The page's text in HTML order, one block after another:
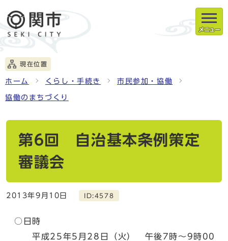
メニュー
現在位置
ホーム くらし・手続き 市民参加・協働
協働のまちづくり
第6回 自治基本条例策定
審議会
2013年9月10日 ID:4578
○日時
平成25年5月28日（火） 午後7時～9時00